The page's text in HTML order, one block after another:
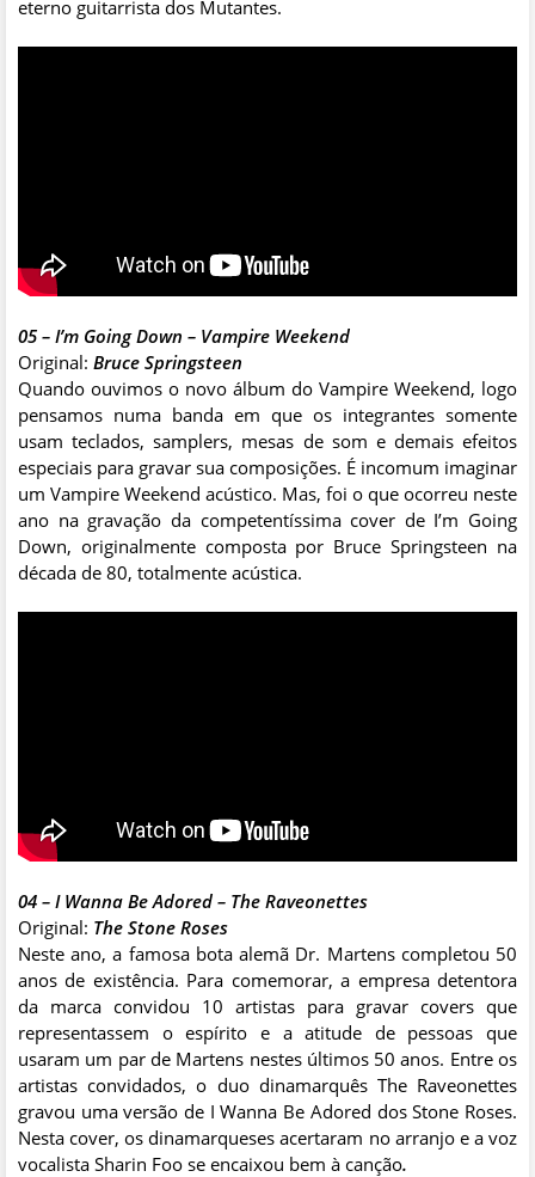
eterno guitarrista dos Mutantes.
05 – I’m Going Down – Vampire Weekend
Original: Bruce Springsteen
Quando ouvimos o novo álbum do Vampire Weekend, logo
pensamos numa banda em que os integrantes somente
usam teclados, samplers, mesas de som e demais efeitos
especiais para gravar sua composições. É incomum imaginar
um Vampire Weekend acústico. Mas, foi o que ocorreu neste
ano na gravação da competentíssima cover de I’m Going
Down, originalmente composta por Bruce Springsteen na
década de 80, totalmente acústica.
04 – I Wanna Be Adored – The Raveonettes
Original: The Stone Roses
Neste ano, a famosa bota alemã Dr. Martens completou 50
anos de existência. Para comemorar, a empresa detentora
da marca convidou 10 artistas para gravar covers que
representassem o espírito e a atitude de pessoas que
usaram um par de Martens nestes últimos 50 anos. Entre os
artistas convidados, o duo dinamarquês The Raveonettes
gravou uma versão de I Wanna Be Adored dos Stone Roses.
Nesta cover, os dinamarqueses acertaram no arranjo e a voz
vocalista Sharin Foo se encaixou bem à canção.